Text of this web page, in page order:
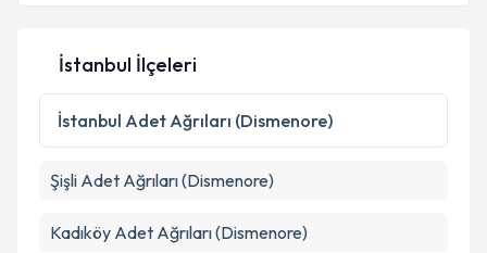
İstanbul İlçeleri
İstanbul Adet Ağrıları (Dismenore)
Şişli Adet Ağrıları (Dismenore)
Kadıköy Adet Ağrıları (Dismenore)